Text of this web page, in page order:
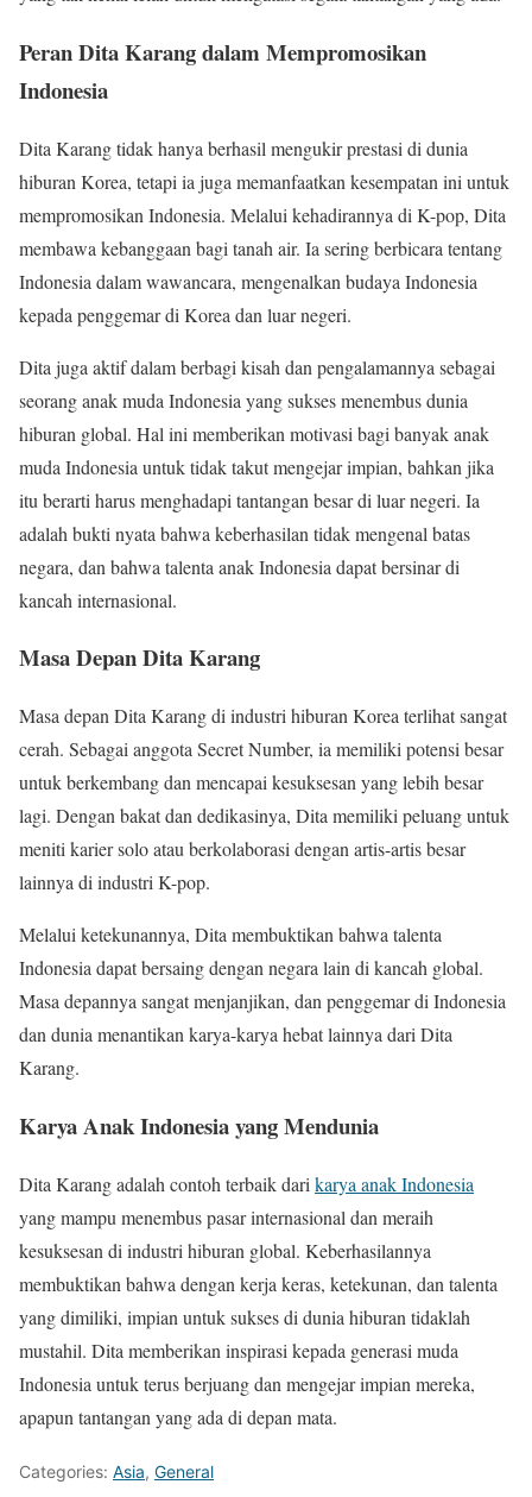
Peran Dita Karang dalam Mempromosikan
Indonesia
Dita Karang tidak hanya berhasil mengukir prestasi di dunia
hiburan Korea, tetapi ia juga memanfaatkan kesempatan ini untuk
mempromosikan Indonesia. Melalui kehadirannya di K-pop, Dita
membawa kebanggaan bagi tanah air. Ia sering berbicara tentang
Indonesia dalam wawancara, mengenalkan budaya Indonesia
kepada penggemar di Korea dan luar negeri.
Dita juga aktif dalam berbagi kisah dan pengalamannya sebagai
seorang anak muda Indonesia yang sukses menembus dunia
hiburan global. Hal ini memberikan motivasi bagi banyak anak
muda Indonesia untuk tidak takut mengejar impian, bahkan jika
itu berarti harus menghadapi tantangan besar di luar negeri. Ia
adalah bukti nyata bahwa keberhasilan tidak mengenal batas
negara, dan bahwa talenta anak Indonesia dapat bersinar di
kancah internasional.
Masa Depan Dita Karang
Masa depan Dita Karang di industri hiburan Korea terlihat sangat
cerah. Sebagai anggota Secret Number, ia memiliki potensi besar
untuk berkembang dan mencapai kesuksesan yang lebih besar
lagi. Dengan bakat dan dedikasinya, Dita memiliki peluang untuk
meniti karier solo atau berkolaborasi dengan artis-artis besar
lainnya di industri K-pop.
Melalui ketekunannya, Dita membuktikan bahwa talenta
Indonesia dapat bersaing dengan negara lain di kancah global.
Masa depannya sangat menjanjikan, dan penggemar di Indonesia
dan dunia menantikan karya-karya hebat lainnya dari Dita
Karang.
Karya Anak Indonesia yang Mendunia
Dita Karang adalah contoh terbaik dari karya anak Indonesia
yang mampu menembus pasar internasional dan meraih
kesuksesan di industri hiburan global. Keberhasilannya
membuktikan bahwa dengan kerja keras, ketekunan, dan talenta
yang dimiliki, impian untuk sukses di dunia hiburan tidaklah
mustahil. Dita memberikan inspirasi kepada generasi muda
Indonesia untuk terus berjuang dan mengejar impian mereka,
apapun tantangan yang ada di depan mata.
Categories: Asia, General